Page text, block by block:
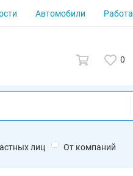
Автомобили Работа
0
лиц От компаний